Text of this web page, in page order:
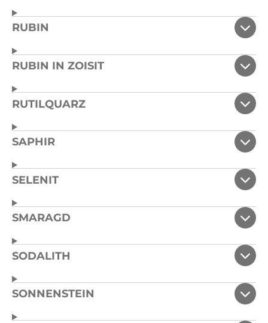
RUBIN
RUBIN IN ZOISIT
RUTILQUARZ
SAPHIR
SELENIT
SMARAGD
SODALITH
SONNENSTEIN